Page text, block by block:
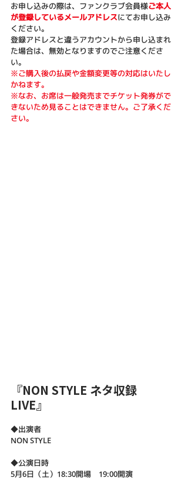
お申し込みの際は、ファンクラブ会員様ご本人
が登録しているメールアドレスにてお申し込み
ください。
登録アドレスと違うアカウントから申し込まれ
た場合は、無効となりますのでご注意くださ
い。
※ご購入後の払戻や金額変更等の対応はいたし
かねます。
※なお、お席は一般発売までチケット発券がで
きないため見ることはできません。ご了承くだ
さい。
『NON STYLE ネタ収録
LIVE』
◆出演者
NON STYLE
◆公演日時
5月6日（土） 18:30開場　19:00開演